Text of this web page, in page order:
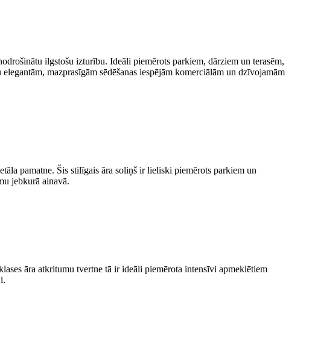
ilgstošu izturību. Ideāli piemērots parkiem, dārziem un terasēm,
mazprasīgām sēdēšanas iespējām komerciālām un dzīvojamām
pamatne. Šis stilīgais āra soliņš ir lieliski piemērots parkiem un
jebkurā ainavā.
āra atkritumu tvertne tā ir ideāli piemērota intensīvi apmeklētiem